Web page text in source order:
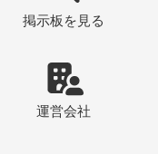
掲示板 を見る
運営会社